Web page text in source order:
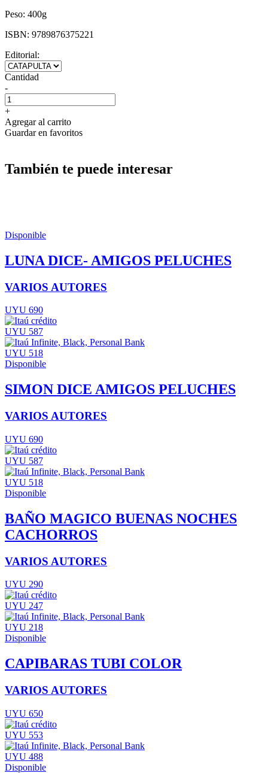
Peso: 400g
ISBN: 9789876375221
Editorial:
Cantidad
-
+
Agregar al carrito
Guardar en favoritos
También te puede interesar
Disponible
LUNA DICE- AMIGOS PELUCHES
VARIOS AUTORES
UYU 690
UYU 587
UYU 518
Disponible
SIMON DICE AMIGOS PELUCHES
VARIOS AUTORES
UYU 690
UYU 587
UYU 518
Disponible
BAÑO MAGICO BUENAS NOCHES
CACHORROS
VARIOS AUTORES
UYU 290
UYU 247
UYU 218
Disponible
CAPIBARAS TUBI COLOR
VARIOS AUTORES
UYU 650
UYU 553
UYU 488
Disponible